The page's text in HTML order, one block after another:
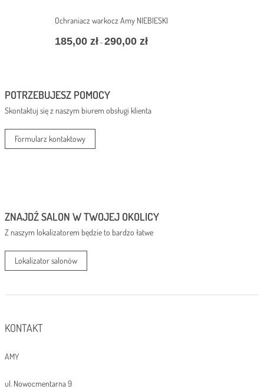
Ochraniacz warkocz Amy NIEBIESKI
185,00 zł– 290,00 złZakres
POTRZEBUJESZ POMOCY
Skontaktuj się z naszym biurem obsługi klienta
Formularz kontaktowy
ZNAJDŹ SALON W TWOJEJ OKOLICY
Z naszym lokalizatorem będzie to bardzo łatwe
Lokalizator salonów
KONTAKT
AMY
ul. Nowocmentarna 9